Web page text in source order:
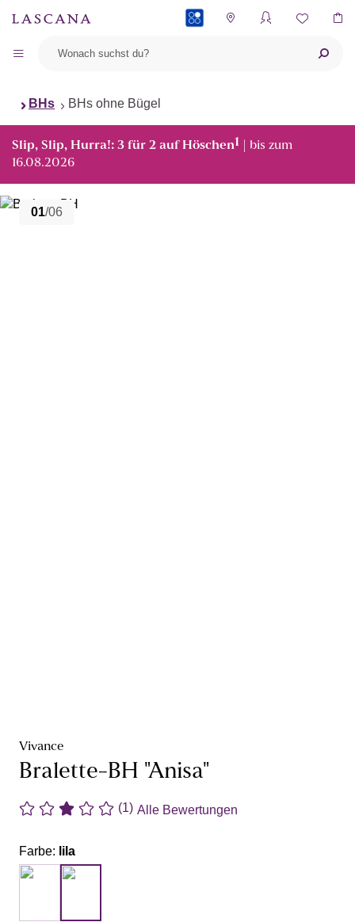
BHs BHs ohne Bügel
Slip, Slip, Hurra!: 3 für 2 auf Höschen1 | bis zum
16.08.2026
01/06
Vivance
Bralette-BH "Anisa"
(1) Alle Bewertungen
Farbe: lila